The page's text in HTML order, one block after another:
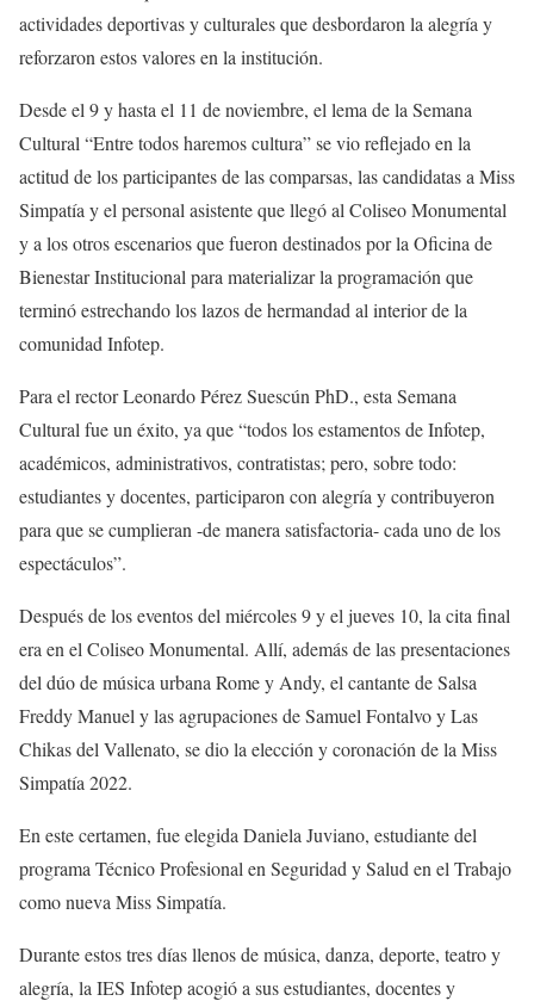
actividades deportivas y culturales que desbordaron la alegría y
reforzaron estos valores en la institución.
Desde el 9 y hasta el 11 de noviembre, el lema de la Semana
Cultural “Entre todos haremos cultura” se vio reflejado en la
actitud de los participantes de las comparsas, las candidatas a Miss
Simpatía y el personal asistente que llegó al Coliseo Monumental
y a los otros escenarios que fueron destinados por la Oficina de
Bienestar Institucional para materializar la programación que
terminó estrechando los lazos de hermandad al interior de la
comunidad Infotep.
Para el rector Leonardo Pérez Suescún PhD., esta Semana
Cultural fue un éxito, ya que “todos los estamentos de Infotep,
académicos, administrativos, contratistas; pero, sobre todo:
estudiantes y docentes, participaron con alegría y contribuyeron
para que se cumplieran -de manera satisfactoria- cada uno de los
espectáculos”.
Después de los eventos del miércoles 9 y el jueves 10, la cita final
era en el Coliseo Monumental. Allí, además de las presentaciones
del dúo de música urbana Rome y Andy, el cantante de Salsa
Freddy Manuel y las agrupaciones de Samuel Fontalvo y Las
Chikas del Vallenato, se dio la elección y coronación de la Miss
Simpatía 2022.
En este certamen, fue elegida Daniela Juviano, estudiante del
programa Técnico Profesional en Seguridad y Salud en el Trabajo
como nueva Miss Simpatía.
Durante estos tres días llenos de música, danza, deporte, teatro y
alegría, la IES Infotep acogió a sus estudiantes, docentes y